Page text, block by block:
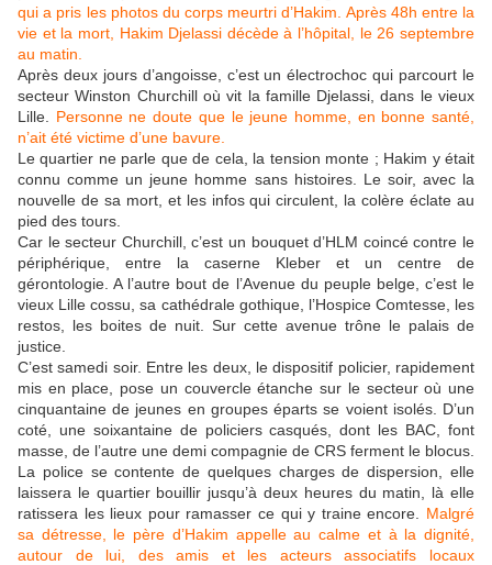
qui a pris les photos du corps meurtri d’Hakim. Après 48h entre la
vie et la mort, Hakim Djelassi décède à l’hôpital, le 26 septembre
au matin.
Après deux jours d’angoisse, c’est un électrochoc qui parcourt le
secteur Winston Churchill où vit la famille Djelassi, dans le vieux
Lille. Personne ne doute que le jeune homme, en bonne santé,
n’ait été victime d’une bavure.
Le quartier ne parle que de cela, la tension monte ; Hakim y était
connu comme un jeune homme sans histoires. Le soir, avec la
nouvelle de sa mort, et les infos qui circulent, la colère éclate au
pied des tours.
Car le secteur Churchill, c’est un bouquet d’HLM coincé contre le
périphérique, entre la caserne Kleber et un centre de
gérontologie. A l’autre bout de l’Avenue du peuple belge, c’est le
vieux Lille cossu, sa cathédrale gothique, l’Hospice Comtesse, les
restos, les boites de nuit. Sur cette avenue trône le palais de
justice.
C’est samedi soir. Entre les deux, le dispositif policier, rapidement
mis en place, pose un couvercle étanche sur le secteur où une
cinquantaine de jeunes en groupes éparts se voient isolés. D’un
coté, une soixantaine de policiers casqués, dont les BAC, font
masse, de l’autre une demi compagnie de CRS ferment le blocus.
La police se contente de quelques charges de dispersion, elle
laissera le quartier bouillir jusqu’à deux heures du matin, là elle
ratissera les lieux pour ramasser ce qui y traine encore. Malgré
sa détresse, le père d’Hakim appelle au calme et à la dignité,
autour de lui, des amis et les acteurs associatifs locaux